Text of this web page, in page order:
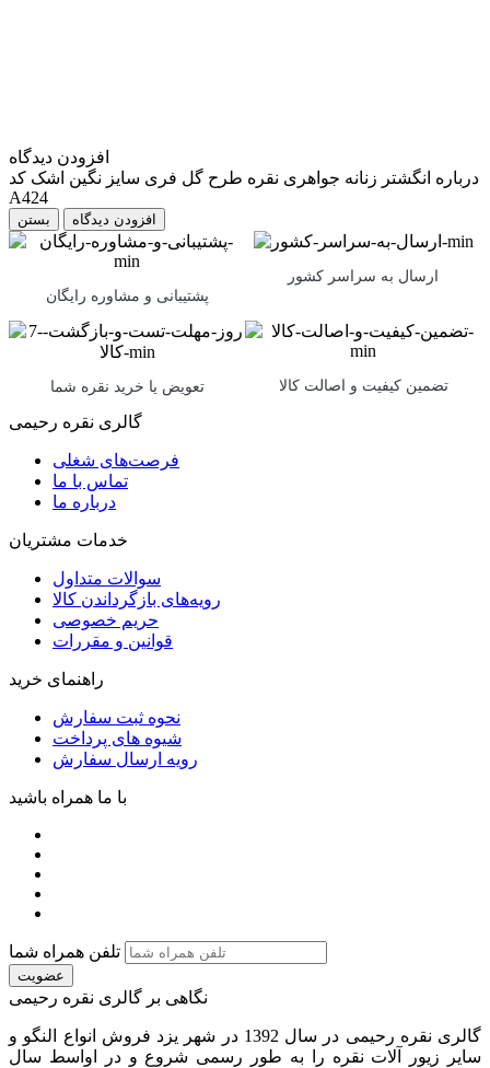
افزودن دیدگاه
درباره انگشتر زنانه جواهری نقره طرح گل فری سایز نگین اشک کد
A424
بستن
پشتیبانی و مشاوره رایگان
ارسال به سراسر کشور
تعویض یا خرید نقره شما تضمین کیفیت و اصالت کالا
گالری نقره رحیمی
فرصت‌های شغلی
تماس با ما
درباره ما
خدمات مشتریان
سوالات متداول
رویه‌های بازگرداندن کالا
حریم خصوصی
قوانین و مقررات
راهنمای خرید
نحوه ثبت سفارش
شیوه های پرداخت
رویه ارسال سفارش
با ما همراه باشید
تلفن همراه شما
عضویت
نگاهی بر گالری نقره رحیمی
گالری نقره رحیمی در سال 1392 در شهر یزد فروش انواع النگو و
سایر زیور آلات نقره را به طور رسمی شروع و در اواسط سال